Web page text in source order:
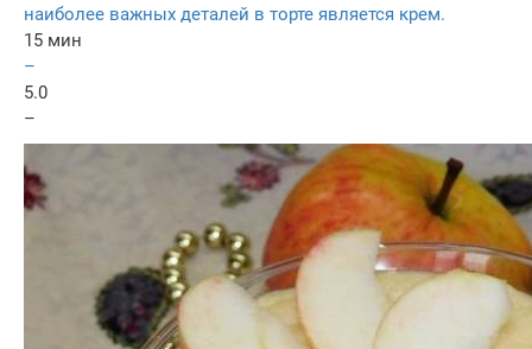
наиболее важных деталей в торте является крем.
15 мин
–
5.0
–